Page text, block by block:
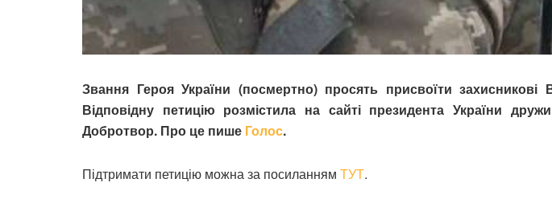
Звання Героя України (посмертно) просять присвоїти
Відповідну петицію розмістила на сайті президента України
Добротвор. Про це пише Голос.
Підтримати петицію можна за посиланням ТУТ.